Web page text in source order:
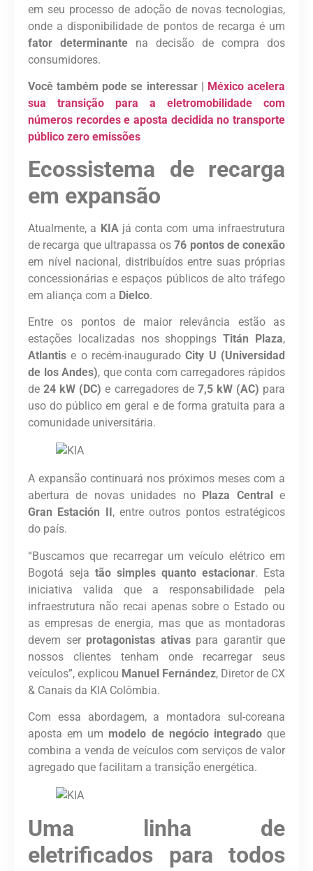
em seu processo de adoção de novas tecnologias,
onde a disponibilidade de pontos de recarga é um
fator determinante na decisão de compra dos
consumidores.
Você também pode se interessar |
México acelera
sua transição para a eletromobilidade com
números recordes e aposta decidida no transporte
público zero emissões
Ecossistema de recarga
em expansão
Atualmente, a KIAjá conta com uma infraestrutura
de recarga que ultrapassa os76 pontos de conexão
em nível nacional, distribuídos entre suas próprias
concessionárias e espaços públicos de alto tráfego
em aliança com a Dielco.
Entre os pontos de maior relevância estão as
estações localizadas nos shoppingsTitán Plaza,
Atlantis e o recém-inauguradoCity U (Universidad
de los Andes), que conta com carregadores rápidos
de24 kW (DC) e carregadores de 7,5 kW (AC) para
uso do público em geral e de forma gratuita para a
comunidade universitária.
A expansão continuará nos próximos meses com a
abertura de novas unidades no Plaza Centrale
Gran Estación II, entre outros pontos estratégicos
do país.
“Buscamos que recarregar um veículo elétrico em
Bogotá seja tão simples quanto estacionar. Esta
iniciativa valida que a responsabilidade pela
infraestrutura não recai apenas sobre o Estado ou
as empresas de energia, mas que as montadoras
devem ser protagonistas ativaspara garantir que
nossos clientes tenham onde recarregar seus
veículos”, explicou Manuel Fernández, Diretor de CX
& Canais da KIA Colômbia.
Com essa abordagem, a montadora sul-coreana
aposta em um modelo de negócio integradoque
combina a venda de veículos com serviços de valor
agregado que facilitam a transição energética.
Uma linha de
eletrificados para todos